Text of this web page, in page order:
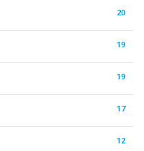
20
19
19
17
12